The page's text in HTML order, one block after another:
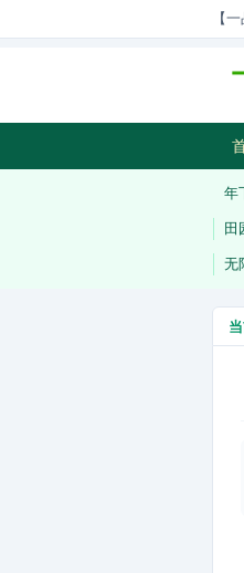
【
年
田
无